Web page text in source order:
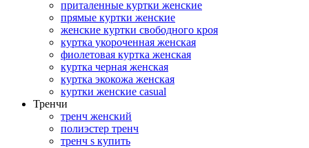
приталенные куртки женские
прямые куртки женские
женские куртки свободного кроя
куртка укороченная женская
фиолетовая куртка женская
куртка черная женская
куртка экокожа женская
куртки женские casual
Тренчи
тренч женский
полиэстер тренч
тренч s купить